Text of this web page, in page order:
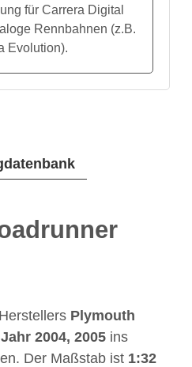
Plymouth
Jahr 2004, 2005 ins
Der Maßstab ist 1:32
für Carrera Digital
Rennbahnen (z.B.
Evolution).